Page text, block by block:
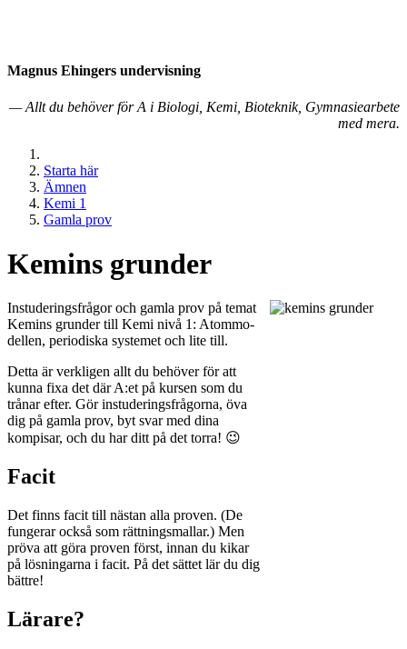
Magnus Ehingers under­visning
— Allt du behöver för A i Biologi, Kemi, Bioteknik, Gymnasiearbete
med mera.
Starta här
Ämnen
Kemi 1
Gamla prov
Kemins grunder
In­stu­de­rings­frå­gor och gamla prov på temat
Kemins grunder till Kemi nivå 1: Atom­mo­
del­len, pe­ri­od­is­ka systemet och lite till.
Detta är verk­li­gen allt du be­hö­ver för att
kunna fixa det där A:et på kur­sen som du
trånar efter. Gör in­stu­de­rings­frå­gorna, öva
dig på gamla prov, byt svar med dina
kompisar, och du har ditt på det torra! 😉
Facit
Det finns facit till nästan alla proven. (De
fungerar också som rättningsmallar.) Men
pröva att göra proven först, innan du kikar
på lösningarna i facit. På det sättet lär du dig
bättre!
Lärare?